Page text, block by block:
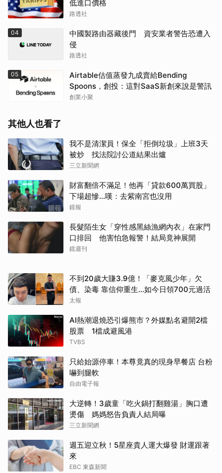
低進口價格
路透社
04
中國製路由器藏後門 資安業者警告恐遭入
侵
路透社
05
Airtable估值蒸發九成賣給Bending
Spoons，創投：這對SaaS新創來說是警訊
創業小聚
其他人也看了
我不是清潔員！保全「拒倒垃圾」上班3天
被炒 找法院討公道結果出爐
三立新聞網
財富翻倍不滿足！他再「貸款600萬買股」
下場超慘...嘆：去紫南宮也沒用
鏡報
長髮陌生女「穿性感黑絲漁網內衣」在家門
口排回 他害怕急報警！結局竟神展開
鏡週刊
不到20歲大賺3.9億！「麥克風少年」欠
債、染毒 靠信仰重生...如今日領700元過活
太報
AI熱潮退燒恐引爆熊市？外媒點名避開2檔
股票 1檔成避風港
TVBS
只給始源停車！本尊竟真的現身早餐店 台粉
嚇到腿軟
自由電子報
大逆轉！3歲童「吃火鍋打翻雞湯」胸口遭
燙傷 媽媽怒告負責人結局曝
三立新聞網
週五迎立秋！5星座貴人運大爆發 財運跟著
來
EBC 東森新聞
取消